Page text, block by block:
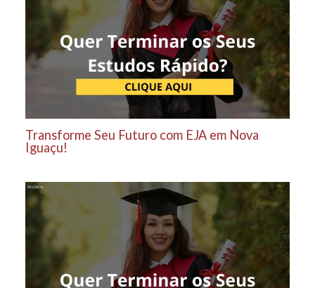
Transforme Seu Futuro com EJA em Nova
Iguaçu!